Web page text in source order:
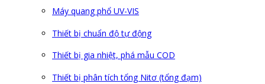
Máy quang phổ UV-VIS
Thiết bị chuẩn độ tự động
Thiết bị gia nhiệt, phá mẫu COD
Thiết bị phân tích tổng Nitơ (tổng đạm)